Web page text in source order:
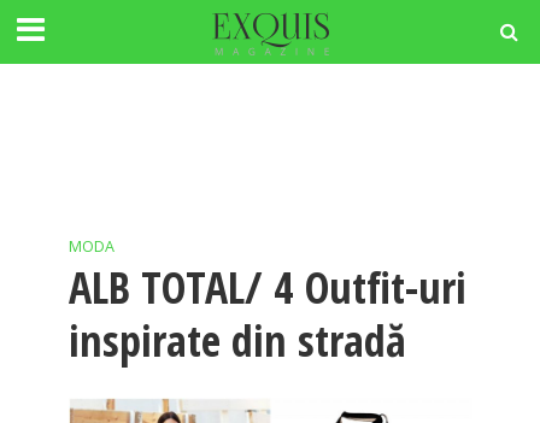
MODA
ALB TOTAL/ 4 Outfit-uri
inspirate din stradă